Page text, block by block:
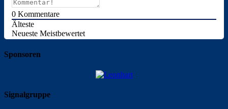
0 Kommentare
Älteste
Neueste Meistbewertet
Sponsoren
Signalgruppe